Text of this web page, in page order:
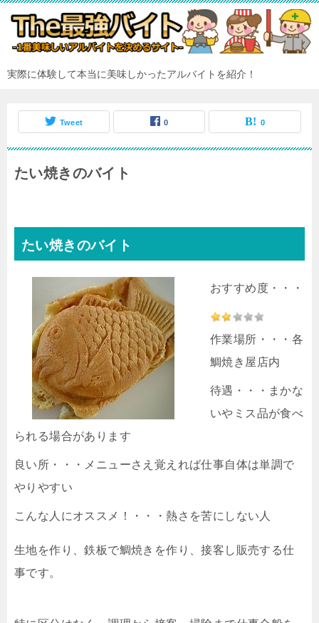
実際に体験して本当に美味しかったアルバイトを紹介！
Tweet 0 0
たい焼きのバイト
たい焼きのバイト
おすすめ度・・・
作業場所・・・各
鯛焼き屋店内
待遇・・・まかな
いやミス品が食べ
られる場合があります
良い所・・・メニューさえ覚えれば仕事自体は単調で
やりやすい
こんな人にオススメ！・・・熱さを苦にしない人
生地を作り、鉄板で鯛焼きを作り、接客し販売する仕
事です。